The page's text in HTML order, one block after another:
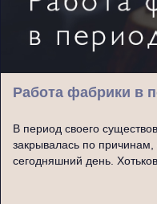
Работа фабрики в
В период своего
закрывалась по
сегодняшний день.